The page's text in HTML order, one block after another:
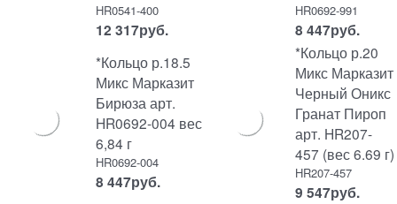
HR0541-400
12 317руб.
HR0692-991
8 447руб.
*Кольцо р.18.5
Микс Марказит
Бирюза арт.
HR0692-004 вес
6,84 г
HR0692-004
8 447руб.
*Кольцо р.20
Микс Марказит
Черный Оникс
Гранат Пироп
арт. HR207-
457 (вес 6.69 г)
HR207-457
9 547руб.